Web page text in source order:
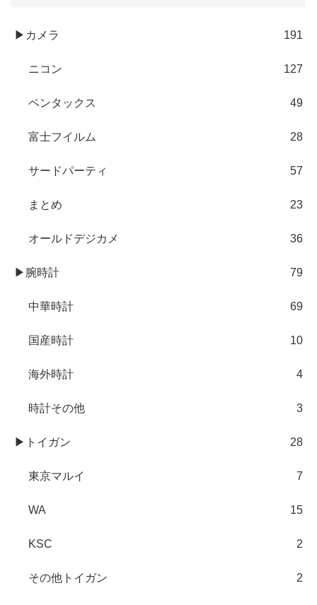
▶カメラ 191
ニコン 127
ペンタックス 49
富士フイルム 28
サードパーティ 57
まとめ 23
オールドデジカメ 36
▶腕時計 79
中華時計 69
国産時計 10
海外時計 4
時計その他 3
▶トイガン 28
東京マルイ 7
WA 15
KSC 2
その他トイガン 2